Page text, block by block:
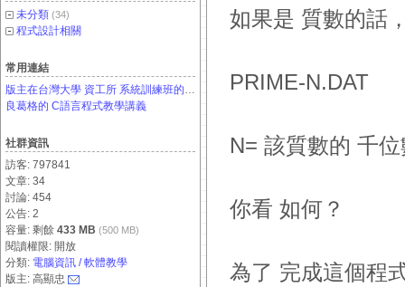
未分類 (34)
程式設計相關
常用連結
版主在台灣大學 資工所 系統訓練班的 課程介紹網頁
良葛格的 C語言程式教學講義
社群資訊
訪客: 797841
文章: 34
討論: 454
公告: 2
容量: 剩餘 433 MB (500 MB)
閱讀權限: 開放
分類: 電腦資訊 / 軟體教學
版主: 高顯忠
如果是 質數的話
PRIME-N.DAT
N= 該質數的 千
你看 如何？
為了 完成這個程